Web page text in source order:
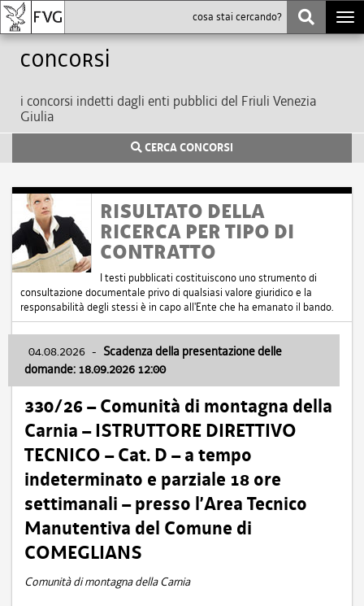
Concorsi
i concorsi indetti dagli enti pubblici del Friuli Venezia
Giulia
CERCA CONCORSI
RISULTATO DELLA
RICERCA PER TIPO DI
CONTRATTO
I testi pubblicati costituiscono uno strumento di
consultazione documentale privo di qualsiasi valore giuridico e la
responsabilità degli stessi è in capo all'Ente che ha emanato il bando.
04.08.2026 - Scadenza della presentazione delle
domande: 18.09.2026 12:00
330/26 – Comunità di montagna della
Carnia – ISTRUTTORE DIRETTIVO
TECNICO – Cat. D – a tempo
indeterminato e parziale 18 ore
settimanali – presso l’Area Tecnico
Manutentiva del Comune di
COMEGLIANS
Comunità di montagna della Carnia